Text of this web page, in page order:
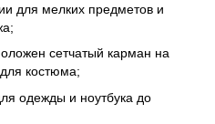
для мелких предметов и
сетчатый карман на
костюма;
одежды и ноутбука до